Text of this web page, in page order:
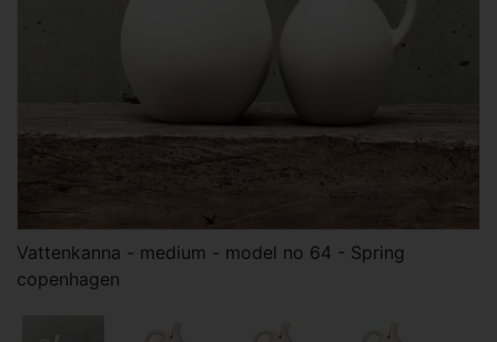
Vattenkanna - medium - model no 64 - Spring
copenhagen